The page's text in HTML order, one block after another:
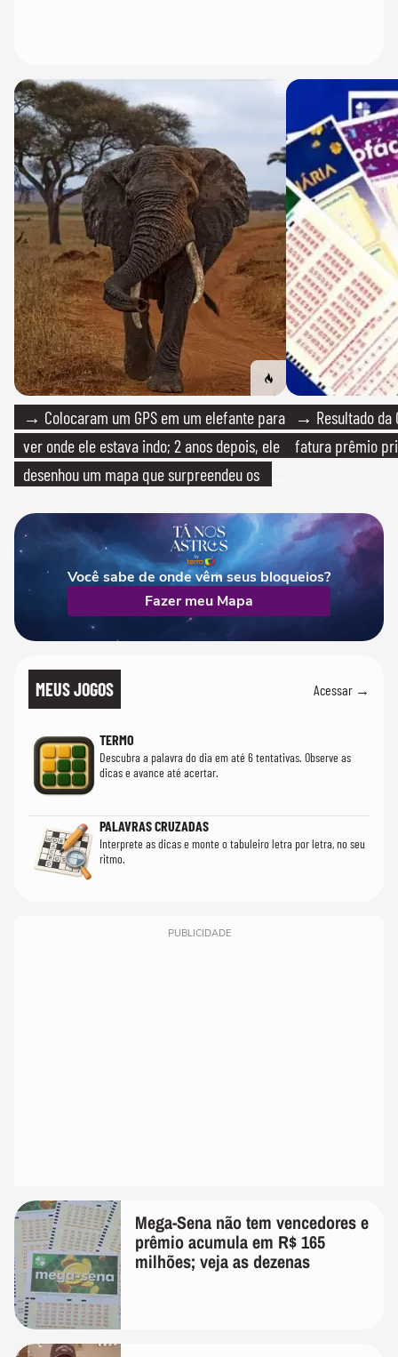
→ Colocaram um GPS em um elefante para
ver onde ele estava indo; 2 anos depois, ele
desenhou um mapa que surpreendeu os
→ Resultado da
fatura prêmio
Você sabe de onde vêm seus bloqueios?
Fazer meu Mapa
MEUS JOGOS Acessar →
TERMO
Descubra a palavra do dia em até 6 tentativas. Observe as
dicas e avance até acertar.
PALAVRAS CRUZADAS
Interprete as dicas e monte o tabuleiro letra por letra, no seu
ritmo.
PUBLICIDADE
Mega-Sena não tem vencedores e
prêmio acumula em R$ 165
milhões; veja as dezenas